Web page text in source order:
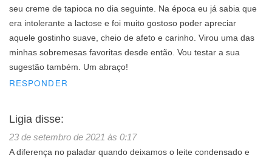
seu creme de tapioca no dia seguinte. Na época eu já sabia que
era intolerante a lactose e foi muito gostoso poder apreciar
aquele gostinho suave, cheio de afeto e carinho. Virou uma das
minhas sobremesas favoritas desde então. Vou testar a sua
sugestão também. Um abraço!
RESPONDER
Ligia disse:
23 de setembro de 2021 às 0:17
A diferença no paladar quando deixamos o leite condensado e